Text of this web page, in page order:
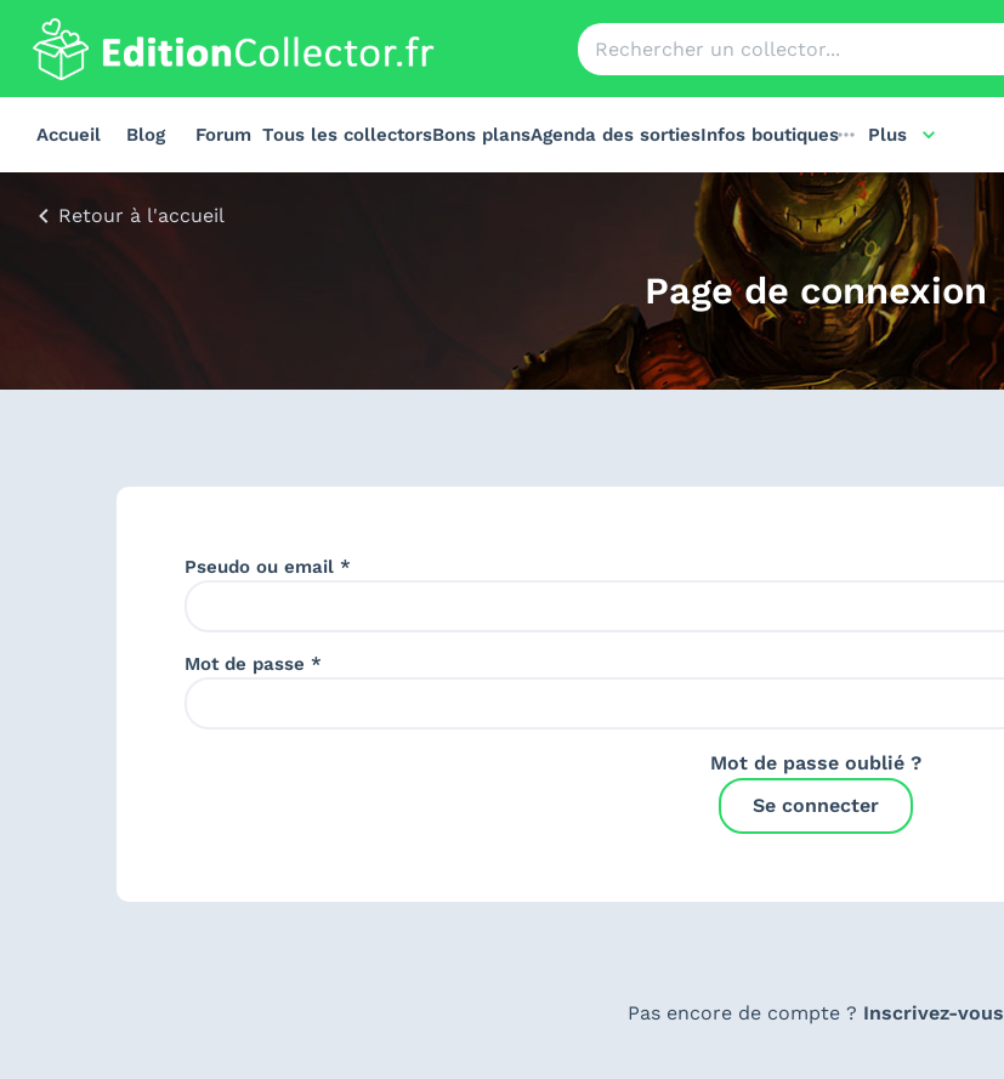
Accueil Blog Forum Tous les collectorsBons plansAgenda des sortiesInfos boutiques Plus
Retour à l'accueil
Page de connexion
Pseudo ou email *
Mot de passe *
Mot de passe oublié ?
Se connecter
Pas encore de compte ? Inscrivez-vous